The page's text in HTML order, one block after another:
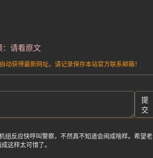
：请看原文
获得最新网址。请记录保存本站官方联系邮箱！
提
交
组反应快呼叫警察，不然真不知道会闹成啥样。希望老
这样太可惜了。